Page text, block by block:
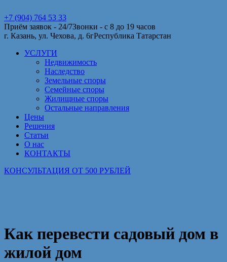
+7 (904) 764 53 33
Приём заявок - 24/7Звонки - с 8 до 19 часов
г. Казань, ул. Чехова, д. 6гРеспублика Татарстан
УСЛУГИ
Недвижимость
Наследство
Земельные споры
Семейные споры
Жилищные споры
Остальные направления
Цены
Решения
Статьи
О нас
КОНТАКТЫ
КОНСУЛЬТАЦИЯ ОТ 500 РУБЛЕЙ
Как перевести садовый дом в
жилой дом